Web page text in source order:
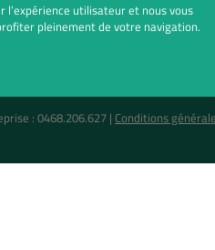
utilisateur et nous vous
pleinement de votre navigation.
: 0468.206.627 | Conditions